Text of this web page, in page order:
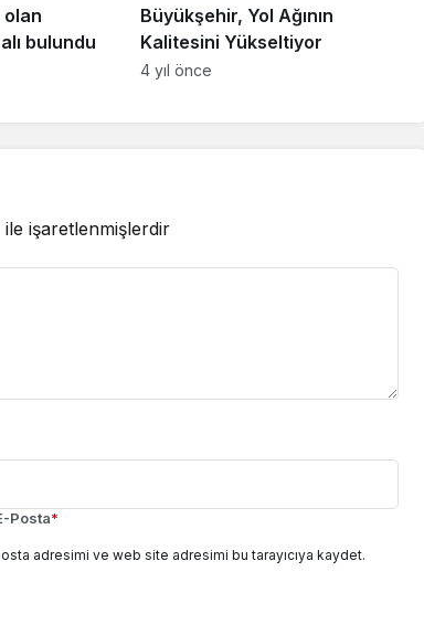
bulundu
Büyükşehir, Yol Ağının
Kalitesini Yükseltiyor
4 yıl önce
ile işaretlenmişlerdir
Posta*
adresimi ve web site adresimi bu tarayıcıya kaydet.